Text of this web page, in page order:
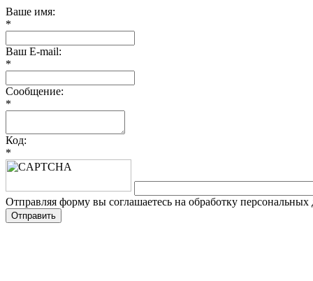
Ваше имя:
*
Ваш E-mail:
*
Сообщение:
*
Код:
*
Отправляя форму вы соглашаетесь на обработку
Отправить